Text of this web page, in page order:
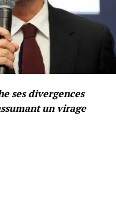
ses divergences
un virage